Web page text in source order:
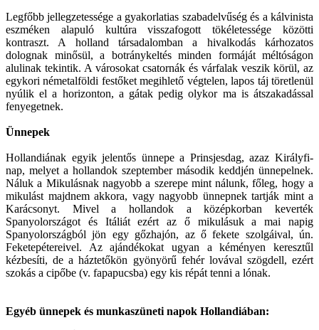
Legfőbb jellegzetessége a gyakorlatias szabadelvűség és a kálvinista
eszméken alapuló kultúra visszafogott tökéletessége közötti
kontraszt. A holland társadalomban a hivalkodás kárhozatos
dolognak minősül, a botránykeltés minden formáját méltóságon
alulinak tekintik. A városokat csatornák és várfalak veszik körül, az
egykori németalföldi festőket megihlető végtelen, lapos táj töretlenül
nyúlik el a horizonton, a gátak pedig olykor ma is átszakadással
fenyegetnek.
Ünnepek
Hollandiának egyik jelentős ünnepe a Prinsjesdag, azaz Királyfi-
nap, melyet a hollandok szeptember második keddjén ünnepelnek.
Náluk a Mikulásnak nagyobb a szerepe mint nálunk, főleg, hogy a
mikulást majdnem akkora, vagy nagyobb ünnepnek tartják mint a
Karácsonyt. Mivel a hollandok a középkorban keverték
Spanyolországot és Itáliát ezért az ő mikulásuk a mai napig
Spanyolországból jön egy gőzhajón, az ő fekete szolgáival, ún.
Feketepétereivel. Az ajándékokat ugyan a kéményen keresztűl
kézbesíti, de a háztetőkön gyönyörű fehér lovával szögdell, ezért
szokás a cipőbe (v. fapapucsba) egy kis répát tenni a lónak.
Egyéb ünnepek és munkaszüneti napok Hollandiában: